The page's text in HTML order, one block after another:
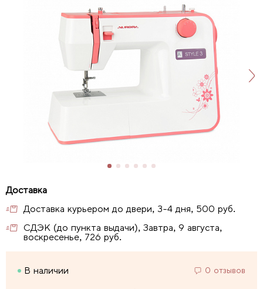
Доставка курьером до двери, 3-4 дня, 500 руб.
СДЭК (до пункта выдачи), Завтра, 9 августа,
воскресенье, 726 руб.
В наличии 0 отзывов